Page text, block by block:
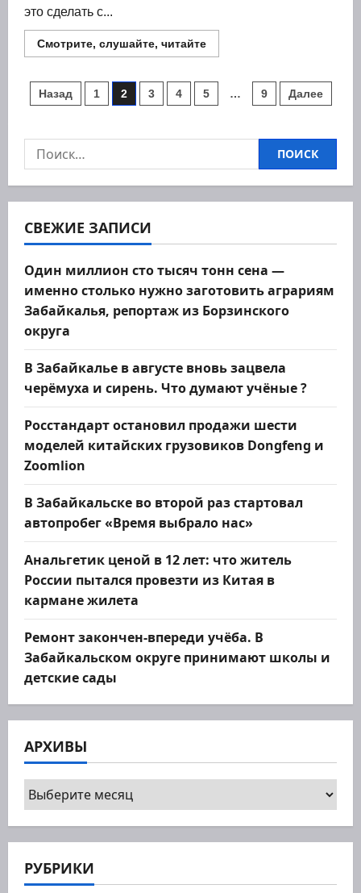
это сде­лать с...
Смотрите, слушайте, читайтеПрочитать
больше
+
Молодежь
Забайкальска
акции
“Российский
детский
Мороз”
Пагинация
записей
Назад 1 2 3 4 5 … 9 Далее
Найти:
СВЕЖИЕ ЗАПИСИ
Один миллион сто тысяч тонн сена —
именно столько нужно заготовить аграриям
Забайкалья, репортаж из Борзинского
округа
В Забайкалье в августе вновь зацвела
черёмуха и сирень. Что думают учёные ?
Росстандарт остановил продажи шести
моделей китайских грузовиков Dongfeng и
Zoomlion
В Забайкальске во второй раз стартовал
автопробег «Время выбрало нас»
Анальгетик ценой в 12 лет: что житель
России пытался провезти из Китая в
кармане жилета
Ремонт закончен-впереди учёба. В
Забайкальском округе принимают школы и
детские сады
АРХИВЫ
Архивы
РУБРИКИ